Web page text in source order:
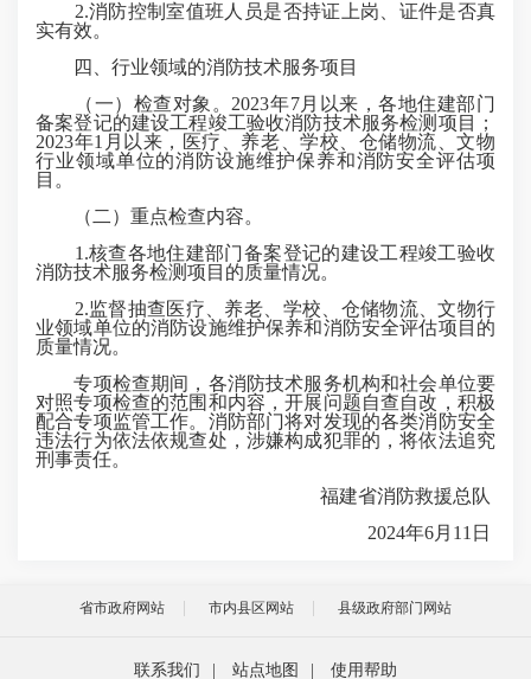
2.消防控制室值班人员是否持证上岗、证件是否真
实有效。
四、行业领域的消防技术服务项目
（一）检查对象。2023年7月以来，各地住建部门
备案登记的建设工程竣工验收消防技术服务检测项目；
2023年1月以来，医疗、养老、学校、仓储物流、文物
行业领域单位的消防设施维护保养和消防安全评估项
目。
（二）重点检查内容。
1.核查各地住建部门备案登记的建设工程竣工验收
消防技术服务检测项目的质量情况。
2.监督抽查医疗、养老、学校、仓储物流、文物行
业领域单位的消防设施维护保养和消防安全评估项目的
质量情况。
专项检查期间，各消防技术服务机构和社会单位要
对照专项检查的范围和内容，开展问题自查自改，积极
配合专项监管工作。消防部门将对发现的各类消防安全
违法行为依法依规查处，涉嫌构成犯罪的，将依法追究
刑事责任。
福建省消防救援总队
2024年6月11日
省市政府网站 市内县区网站 县级政府部门网站
联系我们 站点地图 使用帮助